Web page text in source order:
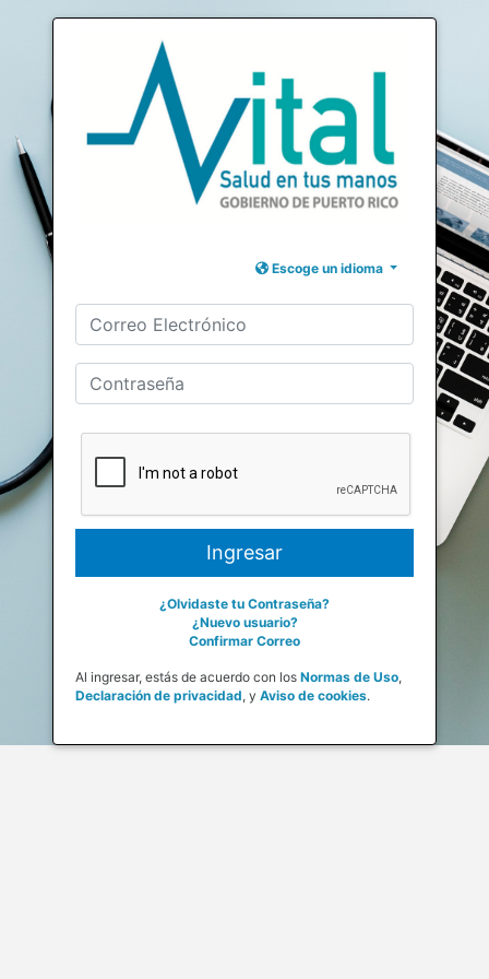
Escoge un idioma
¿Olvidaste tu Contraseña?
¿Nuevo usuario?
Confirmar Correo
Al ingresar, estás de acuerdo con los Normas de Uso,
Declaración de privacidad, y Aviso de cookies.